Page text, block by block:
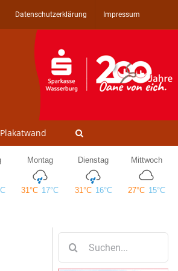
Datenschutzerklärung Impressum
Plakatwand
nach: